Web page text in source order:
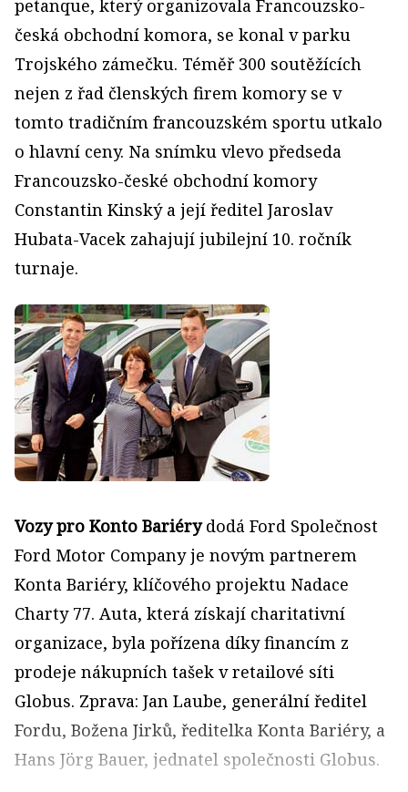
petanque, který organizovala Francouzsko-
česká obchodní komora, se konal v parku
Trojského zámečku. Téměř 300 soutěžících
nejen z řad členských firem komory se v
tomto tradičním francouzském sportu utkalo
o hlavní ceny. Na snímku vlevo předseda
Francouzsko-české obchodní komory
Constantin Kinský a její ředitel Jaroslav
Hubata-Vacek zahajují jubilejní 10. ročník
turnaje.
Vozy pro Konto Bariérydodá Ford Společnost
Ford Motor Company je novým partnerem
Konta Bariéry, klíčového projektu Nadace
Charty 77. Auta, která získají charitativní
organizace, byla pořízena díky financím z
prodeje nákupních tašek v retailové síti
Globus. Zprava: Jan Laube, generální ředitel
Fordu, Božena Jirků, ředitelka Konta Bariéry, a
Hans Jörg Bauer, jednatel společnosti Globus.